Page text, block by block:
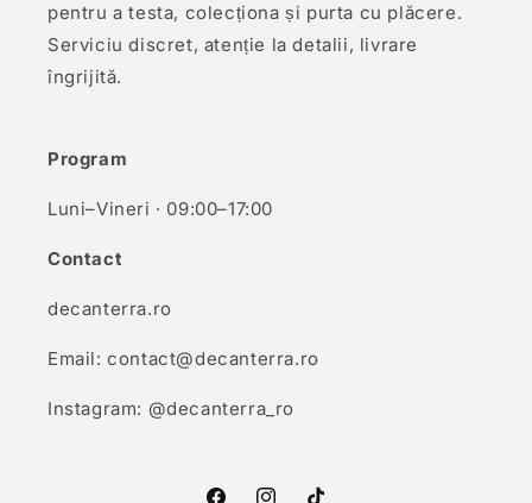
pentru a testa, colecționa și purta cu plăcere.
Serviciu discret, atenție la detalii, livrare
îngrijită.
Program
Luni–Vineri · 09:00–17:00
Contact
decanterra.ro
Email: contact@decanterra.ro
Instagram: @decanterra_ro